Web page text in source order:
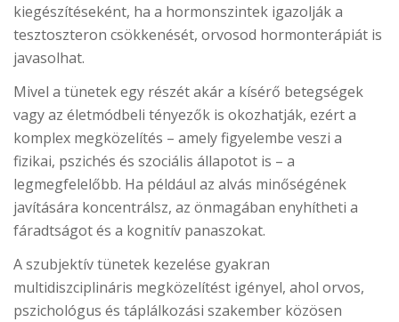
kiegészítéseként, ha a hormonszintek igazolják a
tesztoszteron csökkenését, orvosod hormonterápiát is
javasolhat.
Mivel a tünetek egy részét akár a kísérő betegségek
vagy az életmódbeli tényezők is okozhatják, ezért a
komplex megközelítés – amely figyelembe veszi a
fizikai, pszichés és szociális állapotot is – a
legmegfelelőbb. Ha például az alvás minőségének
javítására koncentrálsz, az önmagában enyhítheti a
fáradtságot és a kognitív panaszokat.
A szubjektív tünetek kezelése gyakran
multidiszciplináris megközelítést igényel, ahol orvos,
pszichológus és táplálkozási szakember közösen